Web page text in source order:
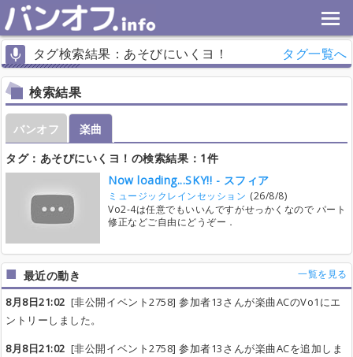
タグ検索結果：あそびにいくヨ！ タグ一覧へ
検索結果
バンオフ
楽曲
タグ：あそびにいくヨ！の検索結果：1件
Now loading...SKY!! - スフィア
ミュージックレインセッション (26/8/8)
Vo2-4は任意でもいいんですがせっかくなので パート
修正などご自由にどうぞー．
最近の動き 一覧を見る
8月8日21:02 [非公開イベント2758] 参加者13さんが楽曲ACのVo1にエ
ントリーしました。
8月8日21:02 [非公開イベント2758] 参加者13さんが楽曲ACを追加しま